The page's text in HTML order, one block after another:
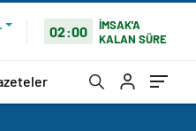
02:00
İMSAK'A
KALAN SÜRE